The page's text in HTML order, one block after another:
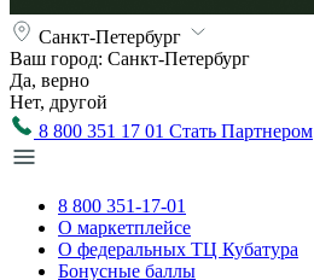
Санкт-Петербург
Ваш город: Санкт-Петербург
Да, верно
Нет, другой
8 800 351 17 01 Стать Партнером
8 800 351-17-01
О маркетплейсе
О федеральных ТЦ Кубатура
Бонусные баллы